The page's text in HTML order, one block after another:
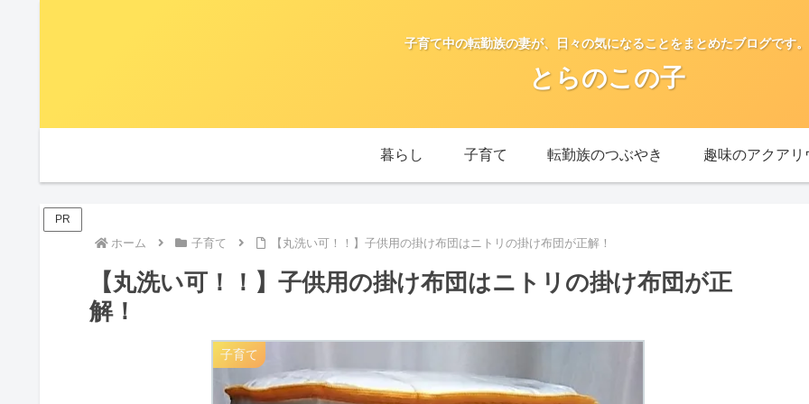
子育て中の転勤族の妻が、日々の気になることをまとめたブログです。
とらのこの子
暮らし 子育て 転勤族のつぶやき 趣味のアクアリ
PR
ホーム 子育て 【丸洗い可！！】子供用の掛け布団はニトリの掛け布団が正解！
【丸洗い可！！】子供用の掛け布団はニトリの掛け布団が正
解！
子育て